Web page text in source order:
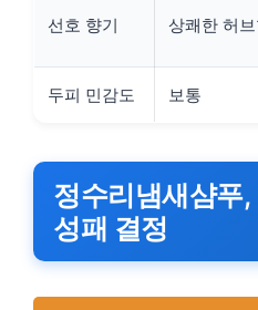
선호 향기 상쾌한 허
두피 민감도 보통
정수리냄새샴푸,
성패 결정